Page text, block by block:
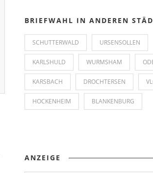
BRIEFWAHL IN ANDEREN
SCHUTTERWALD URSENSOLLEN
KARLSHULD WURMSHAM
KARSBACH DROCHTERSEN
HOCKENHEIM BLANKENBURG
ANZEIGE